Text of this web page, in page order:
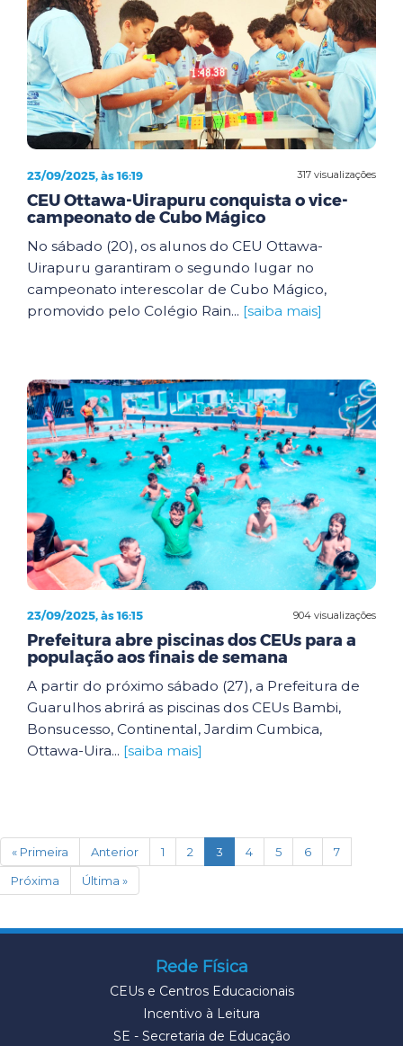
317 visualizações
23/09/2025, às 16:19
CEU Ottawa-Uirapuru conquista o vice-
campeonato de Cubo Mágico
No sábado (20), os alunos do CEU Ottawa-
Uirapuru garantiram o segundo lugar no
campeonato interescolar de Cubo Mágico,
promovido pelo Colégio Rain... [saiba mais]
904 visualizações
23/09/2025, às 16:15
Prefeitura abre piscinas dos CEUs para a
população aos finais de semana
A partir do próximo sábado (27), a Prefeitura de
Guarulhos abrirá as piscinas dos CEUs Bambi,
Bonsucesso, Continental, Jardim Cumbica,
Ottawa-Uira... [saiba mais]
« Primeira Anterior 1 2 3 (current)
4 5 6
7
Próxima
Última »
Rede Física
CEUs e Centros Educacionais
Incentivo à Leitura
SE - Secretaria de Educação